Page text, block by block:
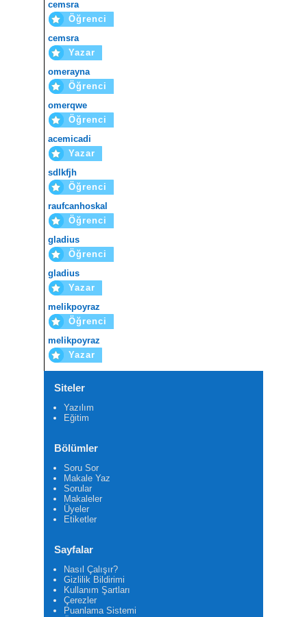
cemsra
Öğrenci
cemsra
Yazar
omerayna
Öğrenci
omerqwe
Öğrenci
acemicadi
Yazar
sdlkfjh
Öğrenci
raufcanhoskal
Öğrenci
gladius
Öğrenci
gladius
Yazar
melikpoyraz
Öğrenci
melikpoyraz
Yazar
Siteler
Yazılım
Eğitim
Bölümler
Soru Sor
Makale Yaz
Sorular
Makaleler
Üyeler
Etiketler
Sayfalar
Nasıl Çalışır?
Gizlilik Bildirimi
Kullanım Şartları
Çerezler
Puanlama Sistemi